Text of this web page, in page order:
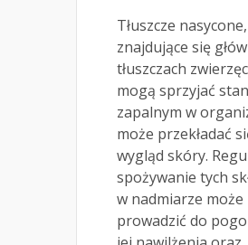
Tłuszcze nasycone,
znajdujące się
tłuszczach
mogą sprzyjać
zapalnym w
może przekładać
wygląd skóry.
spożywanie tych
w nadmiarze może
prowadzić do